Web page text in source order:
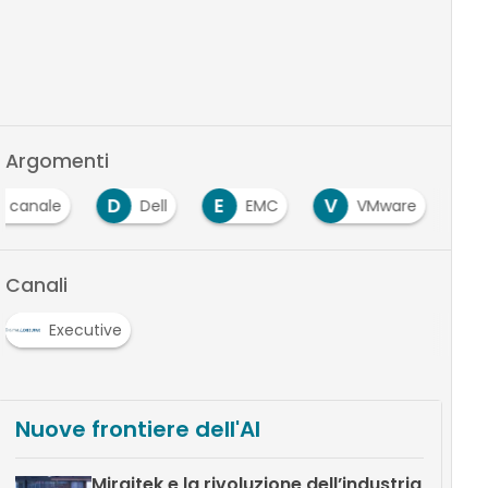
Argomenti
canale D Dell E EMC V VMware
Canali
Executive
Nuove frontiere dell'AI